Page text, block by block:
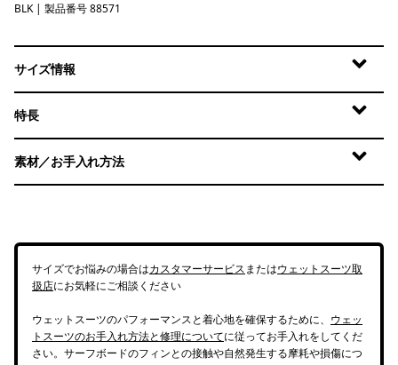
Black
BLK | 製品番号 88571
サイズ情報
特長
素材／お手入れ方法
サイズでお悩みの場合はカスタマーサービスまたはウェットスーツ取
扱店にお気軽にご相談ください
ウェットスーツのパフォーマンスと着心地を確保するために、 ウェッ
トスーツのお手入れ方法と修理についてに従ってお手入れをしてくだ
さい。サーフボードのフィンとの接触や自然発生する摩耗や損傷につ